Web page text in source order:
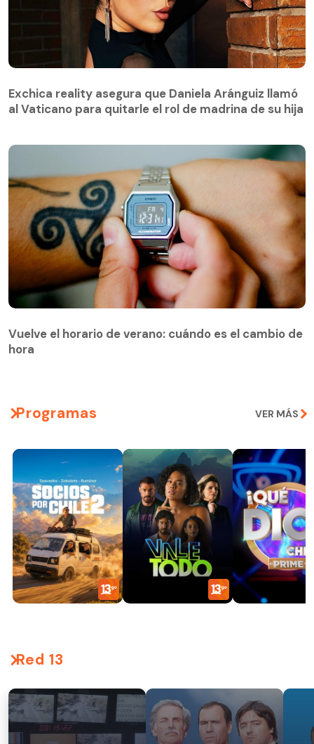
Exchica reality asegura que Daniela Aránguiz llamó
al Vaticano para quitarle el rol de madrina de su hija
Vuelve el horario de verano: cuándo es el cambio de
hora
Programas VER MÁS
Red 13